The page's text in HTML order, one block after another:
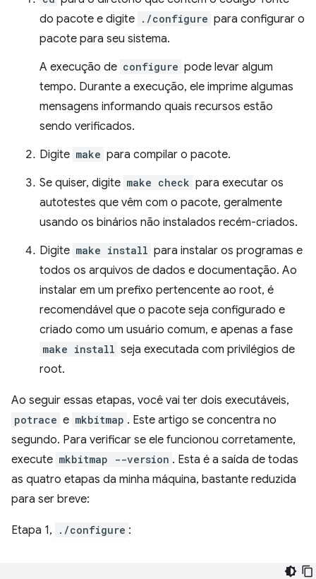
do pacote e digite ./configure para configurar o
pacote para seu sistema.
A execução de configure pode levar algum
tempo. Durante a execução, ele imprime algumas
mensagens informando quais recursos estão
sendo verificados.
Digite make para compilar o pacote.
Se quiser, digite make check para executar os
autotestes que vêm com o pacote, geralmente
usando os binários não instalados recém-criados.
Digite make install para instalar os programas e
todos os arquivos de dados e documentação. Ao
instalar em um prefixo pertencente ao root, é
recomendável que o pacote seja configurado e
criado como um usuário comum, e apenas a fase
make install seja executada com privilégios de
root.
Ao seguir essas etapas, você vai ter dois executáveis,
potrace e mkbitmap . Este artigo se concentra no
segundo. Para verificar se ele funcionou corretamente,
execute mkbitmap --version . Esta é a saída de todas
as quatro etapas da minha máquina, bastante reduzida
para ser breve:
Etapa 1, ./configure :